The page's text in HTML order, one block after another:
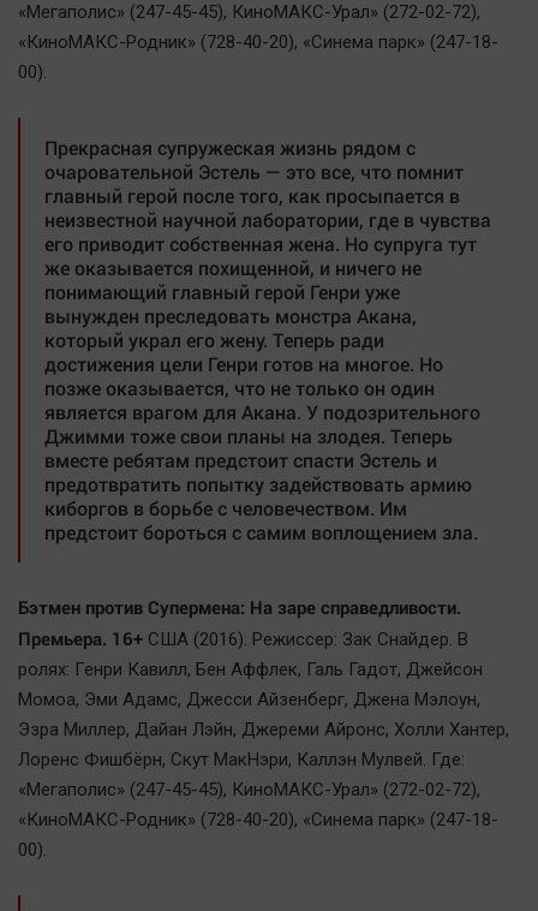
«Мегаполис» (247-45-45), КиноМАКС-Урал» (272-02-72),
«КиноМАКС-Родник» (728-40-20), «Синема парк» (247-18-
00).
Прекрасная супружеская жизнь рядом с
очаровательной Эстель — это все, что помнит
главный герой после того, как просыпается в
неизвестной научной лаборатории, где в чувства
его приводит собственная жена. Но супруга тут
же оказывается похищенной, и ничего не
понимающий главный герой Генри уже
вынужден преследовать монстра Акана,
который украл его жену. Теперь ради
достижения цели Генри готов на многое. Но
позже оказывается, что не только он один
является врагом для Акана. У подозрительного
Джимми тоже свои планы на злодея. Теперь
вместе ребятам предстоит спасти Эстель и
предотвратить попытку задействовать армию
киборгов в борьбе с человечеством. Им
предстоит бороться с самим воплощением зла.
Бэтмен против Супермена: На заре справедливости.
Премьера. 16+ США (2016). Режиссер: Зак Снайдер. В
ролях: Генри Кавилл, Бен Аффлек, Галь Гадот, Джейсон
Момоа, Эми Адамс, Джесси Айзенберг, Джена Мэлоун,
Эзра Миллер, Дайан Лэйн, Джереми Айронс, Холли Хантер,
Лоренс Фишбёрн, Скут МакНэри, Каллэн Мулвей. Где:
«Мегаполис» (247-45-45), КиноМАКС-Урал» (272-02-72),
«КиноМАКС-Родник» (728-40-20), «Синема парк» (247-18-
00).